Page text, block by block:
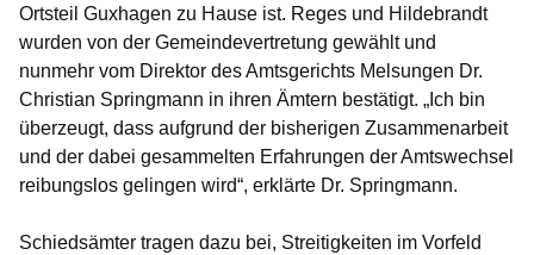
Ortsteil Guxhagen zu Hause ist. Reges und Hildebrandt
wurden von der Gemeindevertretung gewählt und
nunmehr vom Direktor des Amtsgerichts Melsungen Dr.
Christian Springmann in ihren Ämtern bestätigt. „Ich bin
überzeugt, dass aufgrund der bisherigen Zusammenarbeit
und der dabei gesammelten Erfahrungen der Amtswechsel
reibungslos gelingen wird“, erklärte Dr. Springmann.
Schiedsämter tragen dazu bei, Streitigkeiten im Vorfeld